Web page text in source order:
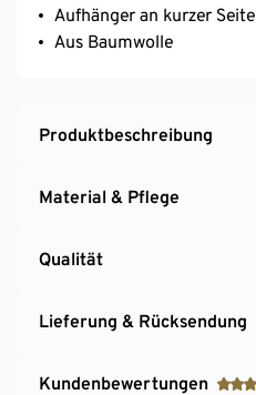
Aufhänger an kurzer Seite
Aus Baumwolle
Produktbeschreibung
Material & Pflege
Qualität
Lieferung & Rücksendung
Kundenbewertungen